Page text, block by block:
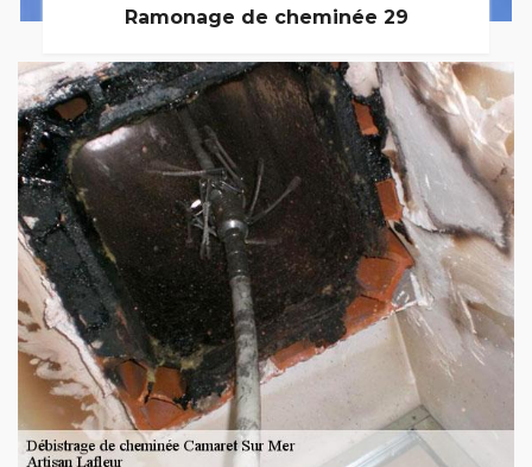
Ramonage de cheminée 29